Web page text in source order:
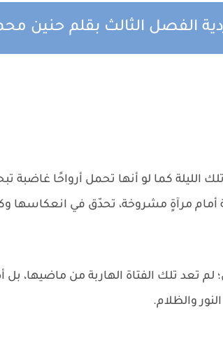
الفصل الثالث بقلم حنين
الليلة كما لو أنها تحمل أرواحًا غاضبة
أمام مرآةٍ مشروخة، تحدّق في انعكاسها
تعد تلك الفتاة الهاربة من ماضيها،
والظلام.